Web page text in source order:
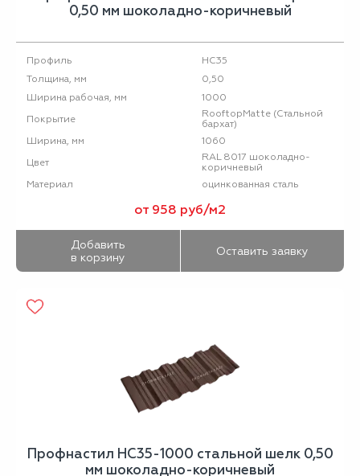
0,50 мм шоколадно-коричневый
Профиль
НС35
Толщина, мм
0,50
Ширина рабочая, мм
1000
Покрытие
RooftopMatte (Стальной
бархат)
Ширина, мм
1060
Цвет
RAL 8017 шоколадно-
коричневый
Материал
оцинкованная сталь
от 958 руб/м2
Добавить
в корзину
Оставить заявку
Профнастил НС35-1000 стальной шелк 0,50
мм шоколадно-коричневый